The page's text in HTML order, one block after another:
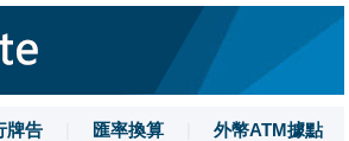
牌告 匯率換算 外幣ATM據點